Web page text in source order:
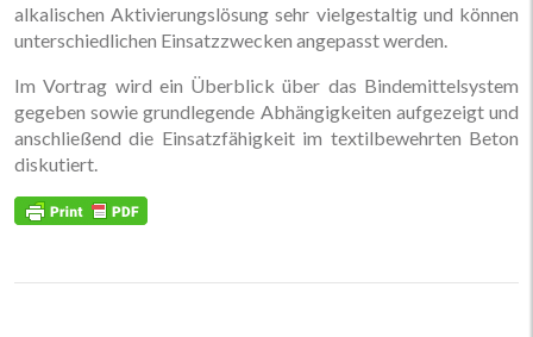
alkalischen Aktivierungslösung sehr vielgestaltig und können
unterschiedlichen Einsatzzwecken angepasst werden.
Im Vortrag wird ein Überblick über das Bindemittelsystem
gegeben sowie grundlegende Abhängigkeiten aufgezeigt und
anschließend die Einsatzfähigkeit im textilbewehrten Beton
diskutiert.